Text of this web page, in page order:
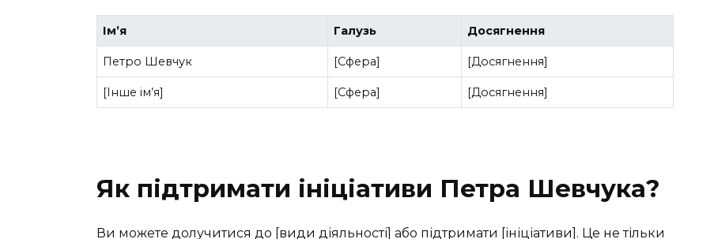
Ім’я Галузь Досягнення
Петро Шевчук [Сфера] [Досягнення]
[Інше ім’я] [Сфера] [Досягнення]
Як підтримати ініціативи Петра Шевчука?
Ви можете долучитися до [види діяльності] або підтримати [ініціативи]. Це не тільки